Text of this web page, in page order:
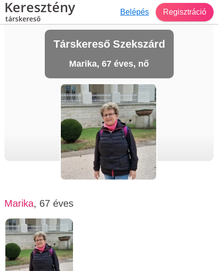
Keresztény
társkereső
Belépés Regisztráció
Társkereső Szekszárd
Marika, 67 éves, nő
Marika, 67 éves